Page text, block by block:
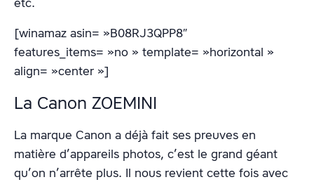
[winamaz asin= »B08RJ3QPP8″
features_items= »no » template= »horizontal »
align= »center »]
La Canon ZOEMINI
La marque Canon a déjà fait ses preuves en
matière d’appareils photos, c’est le grand géant
qu’on n’arrête plus. Il nous revient cette fois avec